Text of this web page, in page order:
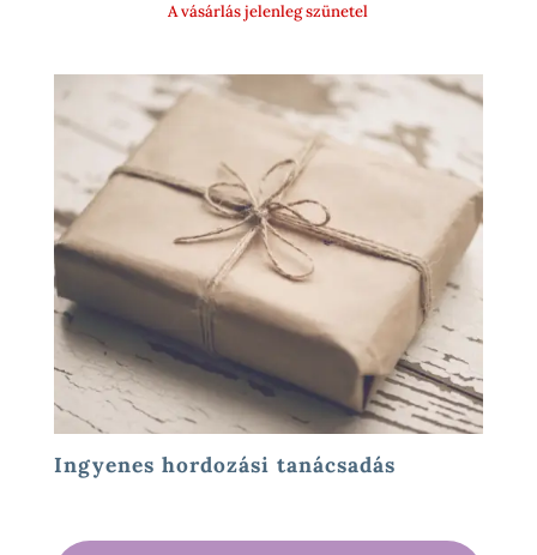
16
A vásárlás jelenleg szünetel
Ingyenes hordozási tanácsadás